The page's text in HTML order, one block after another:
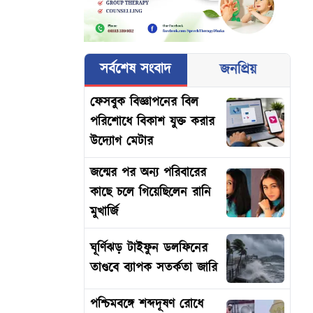
সর্বশেষ সংবাদ জনপ্রিয়
ফেসবুক বিজ্ঞাপনের বিল
পরিশোধে বিকাশ যুক্ত করার
উদ্যোগ মেটার
জন্মের পর অন্য পরিবারের
কাছে চলে গিয়েছিলেন রানি
মুখার্জি
ঘূর্ণিঝড় টাইফুন ডলফিনের
তাণ্ডবে ব্যাপক সতর্কতা জারি
পশ্চিমবঙ্গে শব্দদূষণ রোধে